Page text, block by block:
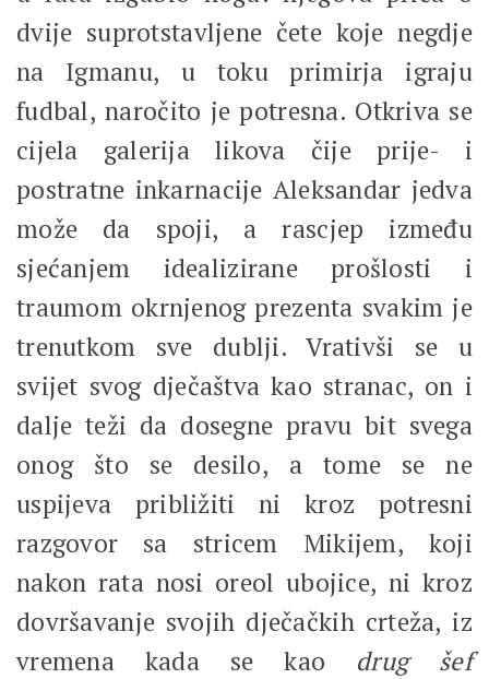
dvije suprotstavljene čete koje negdje
na Igmanu, u toku primirja igraju
fudbal, naročito je potresna. Otkriva se
cijela galerija likova čije prije- i
postratne inkarnacije Aleksandar jedva
može da spoji, a rascjep između
sjećanjem idealizirane prošlosti i
traumom okrnjenog prezenta svakim je
trenutkom sve dublji. Vrativši se u
svijet svog dječaštva kao stranac, on i
dalje teži da dosegne pravu bit svega
onog što se desilo, a tome se ne
uspijeva približiti ni kroz potresni
razgovor sa stricem Mikijem, koji
nakon rata nosi oreol ubojice, ni kroz
dovršavanje svojih dječačkih crteža, iz
vremena kada se kao drug
šef